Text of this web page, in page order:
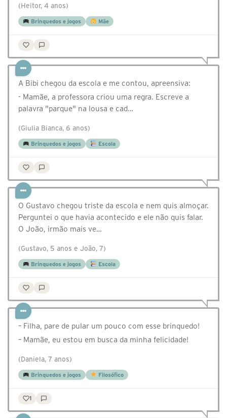
(Heitor, 4 anos)
Brinquedos e jogos Mãe
A Bibi chegou da escola e me contou, apreensiva:
- Mamãe, a professora criou uma regra. Escreve a
palavra "parque" na lousa e cad…
(Giulia Bianca, 6 anos)
Brinquedos e jogos Escola
O Gustavo chegou triste da escola e nem quis almoçar.
Perguntei o que havia acontecido e ele não quis falar.
O João, irmão mais ve…
(Gustavo, 5 anos e João, 7)
Brinquedos e jogos Escola
– Filha, pare de pular um pouco com esse brinquedo!
– Mamãe, eu estou em busca da minha felicidade!
(Daniela, 7 anos)
Brinquedos e jogos Filosófico
1